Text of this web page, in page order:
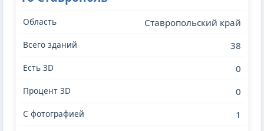
Ставропольский край
38
0
0
1